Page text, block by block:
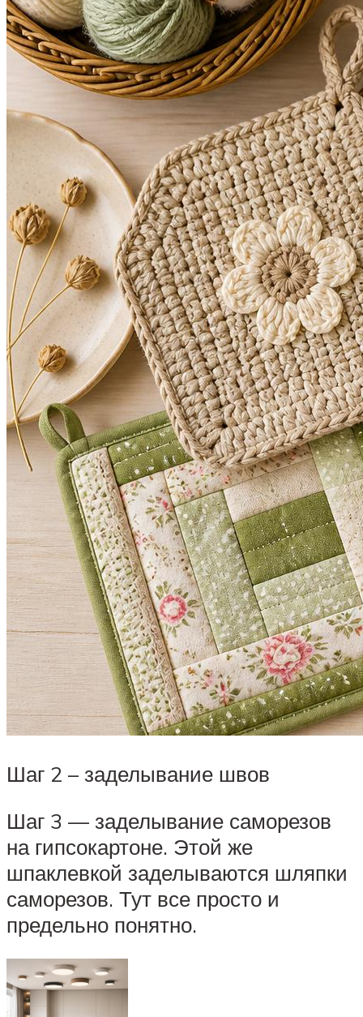
Шаг 2 – заделывание швов
Шаг 3 — заделывание саморезов
на гипсокартоне. Этой же
шпаклевкой заделываются шляпки
саморезов. Тут все просто и
предельно понятно.